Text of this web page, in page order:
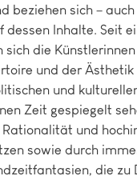
beziehen sich –
dessen Inhalte. Seit
sich die
und der Ästhetik
und
Zeit gespiegelt
Rationalität und
sowie durch
die zu